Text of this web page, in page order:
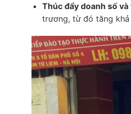
Thúc đẩy doanh số
trương, từ đó tăng khả